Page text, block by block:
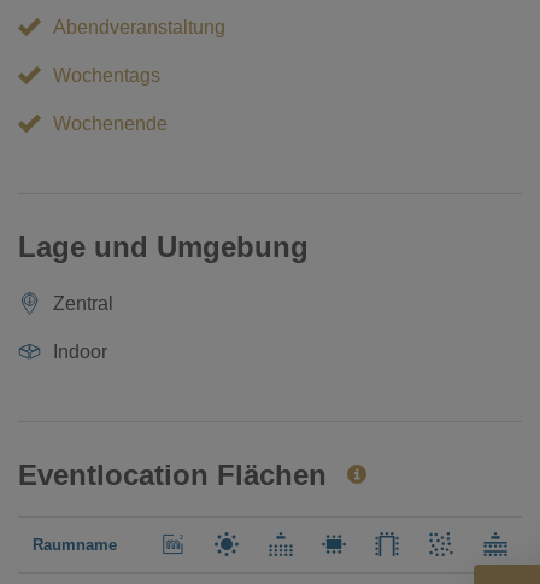
Abendveranstaltung
Wochentags
Wochenende
Lage und Umgebung
Zentral
Indoor
Eventlocation Flächen
Raumname